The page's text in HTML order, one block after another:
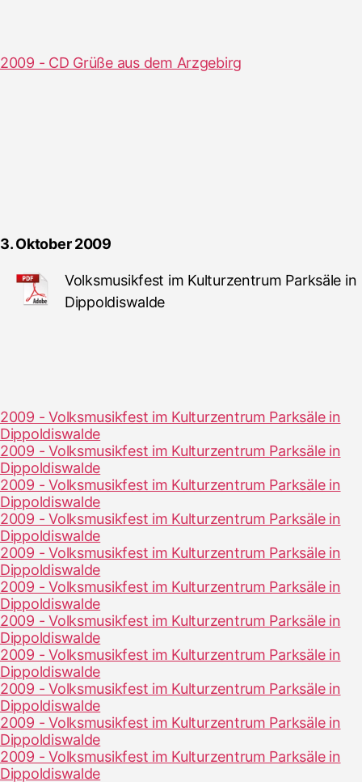
2009 - CD Grüße aus dem Arzgebirg
3. Oktober 2009
Volksmusikfest im Kulturzentrum Parksäle in
Dippoldiswalde
2009 - Volksmusikfest im Kulturzentrum Parksäle in
Dippoldiswalde
2009 - Volksmusikfest im Kulturzentrum Parksäle in
Dippoldiswalde
2009 - Volksmusikfest im Kulturzentrum Parksäle in
Dippoldiswalde
2009 - Volksmusikfest im Kulturzentrum Parksäle in
Dippoldiswalde
2009 - Volksmusikfest im Kulturzentrum Parksäle in
Dippoldiswalde
2009 - Volksmusikfest im Kulturzentrum Parksäle in
Dippoldiswalde
2009 - Volksmusikfest im Kulturzentrum Parksäle in
Dippoldiswalde
2009 - Volksmusikfest im Kulturzentrum Parksäle in
Dippoldiswalde
2009 - Volksmusikfest im Kulturzentrum Parksäle in
Dippoldiswalde
2009 - Volksmusikfest im Kulturzentrum Parksäle in
Dippoldiswalde
2009 - Volksmusikfest im Kulturzentrum Parksäle in
Dippoldiswalde